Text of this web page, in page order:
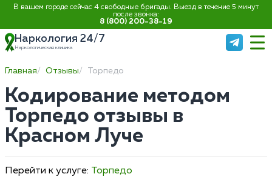
В вашем городе сейчас 4 свободные бригады. Выезд в течение 5 минут
после звонка:
8 (800) 200-38-19
Наркология 24/7
Наркологическая клиника
Главная Отзывы Торпедо
Кодирование методом
Торпедо отзывы в
Красном Луче
Перейти к услуге: Торпедо